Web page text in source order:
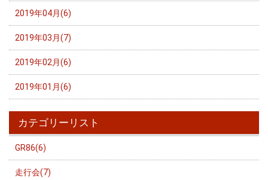
2019年04月(6)
2019年03月(7)
2019年02月(6)
2019年01月(6)
カテゴリーリスト
GR86(6)
走行会(7)